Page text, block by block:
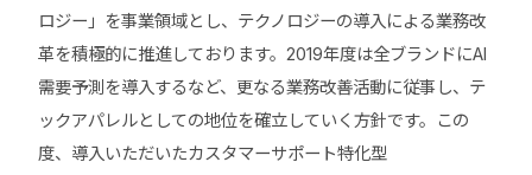
ロジー」を事業領域とし、テクノロジーの導入による業務改
革を積極的に推進しております。2019年度は全ブランドにAI
需要予測を導入するなど、更なる業務改善活動に従事し、テ
ックアパレルとしての地位を確立していく方針です。この
度、導入いただいたカスタマーサポート特化型